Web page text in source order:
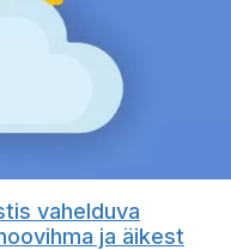
vahelduva
ja äikest